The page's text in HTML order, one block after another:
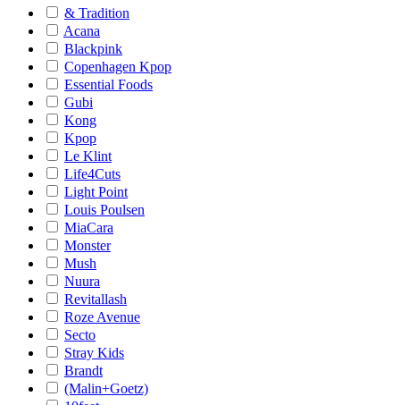
& Tradition
Acana
Blackpink
Copenhagen Kpop
Essential Foods
Gubi
Kong
Kpop
Le Klint
Life4Cuts
Light Point
Louis Poulsen
MiaCara
Monster
Mush
Nuura
Revitallash
Roze Avenue
Secto
Stray Kids
Brandt
(Malin+Goetz)